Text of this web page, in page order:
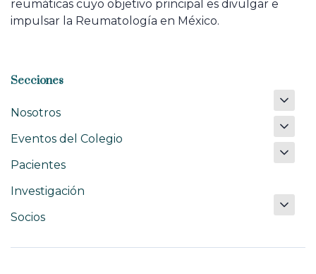
reumáticas cuyo objetivo principal es divulgar e
impulsar la Reumatología en México.
Secciones
Nosotros
Eventos del Colegio
Pacientes
Investigación
Socios